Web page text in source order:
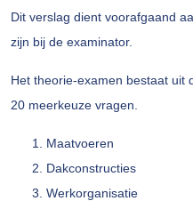
Dit verslag dient voorafgaand
zijn bij de examinator.
Het theorie-examen bestaat uit
20 meerkeuze vragen.
Maatvoeren
Dakconstructies
Werkorganisatie